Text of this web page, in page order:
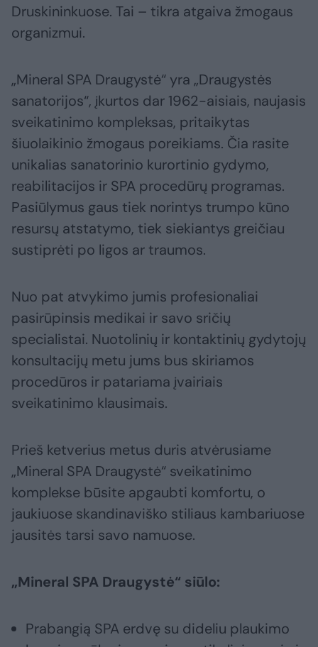
Druskininkuose. Tai – tikra atgaiva žmogaus
organizmui.
„Mineral SPA Draugystė“ yra „Draugystės
sanatorijos“, įkurtos dar 1962-aisiais, naujasis
sveikatinimo kompleksas, pritaikytas
šiuolaikinio žmogaus poreikiams. Čia rasite
unikalias sanatorinio kurortinio gydymo,
reabilitacijos ir SPA procedūrų programas.
Pasiūlymus gaus tiek norintys trumpo kūno
resursų atstatymo, tiek siekiantys greičiau
sustiprėti po ligos ar traumos.
Nuo pat atvykimo jumis profesionaliai
pasirūpinsis medikai ir savo sričių
specialistai. Nuotolinių ir kontaktinių gydytojų
konsultacijų metu jums bus skiriamos
procedūros ir patariama įvairiais
sveikatinimo klausimais.
Prieš ketverius metus duris atvėrusiame
„Mineral SPA Draugystė“ sveikatinimo
komplekse būsite apgaubti komfortu, o
jaukiuose skandinaviško stiliaus kambariuose
jausitės tarsi savo namuose.
„Mineral SPA Draugystė“ siūlo:
Prabangią SPA erdvę su dideliu plaukimo